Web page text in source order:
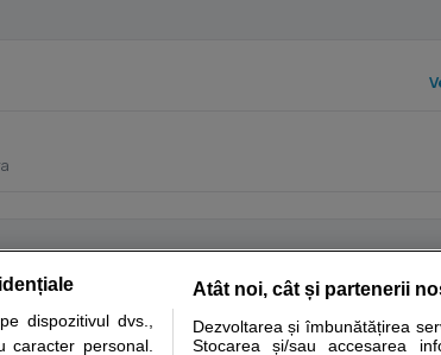
analize Specialitati medicale
dispozitivul dvs.,
caracter personal.
Atât noi, cât și partenerii
Dezvoltarea și îmbunătățirea
Stocarea și/sau accesarea